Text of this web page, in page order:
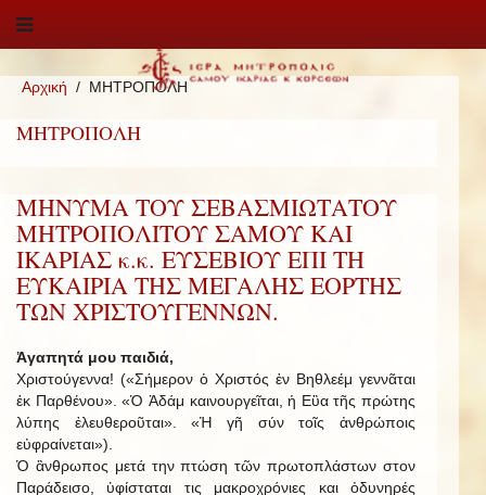
Αρχική ΜΗΤΡΟΠΟΛΗ
ΜΗΤΡΟΠΟΛΗ
ΜΗΝΥΜΑ ΤΟΥ ΣΕΒΑΣΜΙΩΤΑΤΟΥ
ΜΗΤΡΟΠΟΛΙΤΟΥ ΣΑΜΟΥ ΚΑΙ
ΙΚΑΡΙΑΣ κ.κ. ΕΥΣΕΒΙΟΥ ΕΠΙ ΤΗ
ΕΥΚΑΙΡΙΑ ΤΗΣ ΜΕΓΑΛΗΣ ΕΟΡΤΗΣ
ΤΩΝ ΧΡΙΣΤΟΥΓΕΝΝΩΝ.
Ἀγαπητά μου παιδιά,
Χριστούγεννα! («Σήμερον ὁ Χριστός ἐν Βηθλεέμ γεννᾶται
ἐκ Παρθένου». «Ὁ Ἀδάμ καινουργεῖται, ἡ Εὒα τῆς πρώτης
λύπης ἐλευθεροῦται». «Ἡ γῆ σύν τοῖς ἀνθρώποις
εὐφραίνεται»).
Ὁ ἂνθρωπος μετά την πτώση τῶν πρωτοπλάστων στον
Παράδεισο, ὑφίσταται τις μακροχρόνιες και ὀδυνηρές